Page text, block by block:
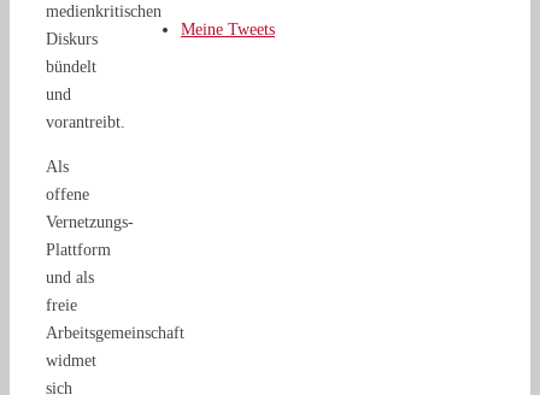
medienkritischen
Diskurs
bündelt
und
vorantreibt.
Als
offene
Vernetzungs-
Plattform
und als
freie
Arbeitsgemeinschaft
widmet
sich
Meine Tweets